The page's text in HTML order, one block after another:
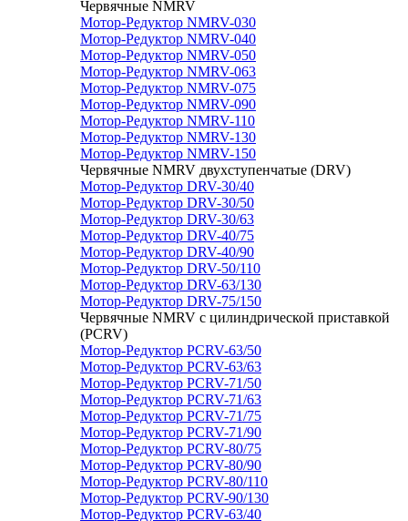
Червячные NMRV
Мотор-Редуктор NMRV-030
Мотор-Редуктор NMRV-040
Мотор-Редуктор NMRV-050
Мотор-Редуктор NMRV-063
Мотор-Редуктор NMRV-075
Мотор-Редуктор NMRV-090
Мотор-Редуктор NMRV-110
Мотор-Редуктор NMRV-130
Мотор-Редуктор NMRV-150
Червячные NMRV двухступенчатые (DRV)
Мотор-Редуктор DRV-30/40
Мотор-Редуктор DRV-30/50
Мотор-Редуктор DRV-30/63
Мотор-Редуктор DRV-40/75
Мотор-Редуктор DRV-40/90
Мотор-Редуктор DRV-50/110
Мотор-Редуктор DRV-63/130
Мотор-Редуктор DRV-75/150
Червячные NMRV с цилиндрической приставкой
(PCRV)
Мотор-Редуктор PCRV-63/50
Мотор-Редуктор PCRV-63/63
Мотор-Редуктор PCRV-71/50
Мотор-Редуктор PCRV-71/63
Мотор-Редуктор PCRV-71/75
Мотор-Редуктор PCRV-71/90
Мотор-Редуктор PCRV-80/75
Мотор-Редуктор PCRV-80/90
Мотор-Редуктор PCRV-80/110
Мотор-Редуктор PCRV-90/130
Мотор-Редуктор PCRV-63/40